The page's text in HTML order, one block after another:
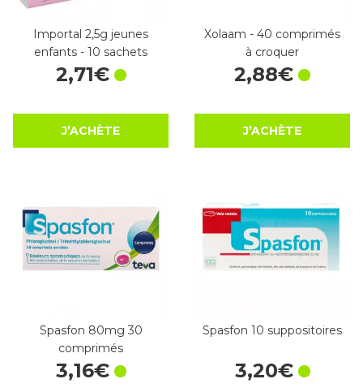
Importal 2,5g jeunes
enfants - 10 sachets
2,71€
J’ACHÈTE
Xolaam - 40 comprimés
à croquer
2,88€
J’ACHÈTE
Spasfon 80mg 30
comprimés
3,16€
Spasfon 10 suppositoires
3,20€